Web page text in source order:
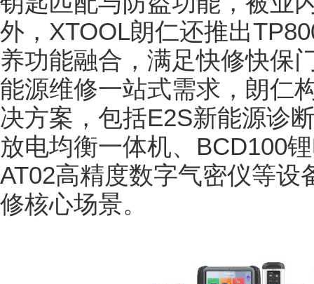
外，XTOOL朗仁还推出
养功能融合，满足快修快保
能源维修一站式需求，朗仁
决方案，包括E2S新能源诊
放电均衡一体机、BCD100
AT02高精度数字气密仪等
修核心场景。